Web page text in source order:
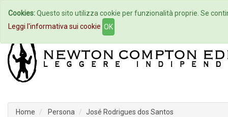
Home Autori Eventi
Home Persona José Rodrigues dos Santos
Cookies:Questo sito utilizza cookie per funzionalità proprie. Se
Leggi l'informativa sui cookie OK